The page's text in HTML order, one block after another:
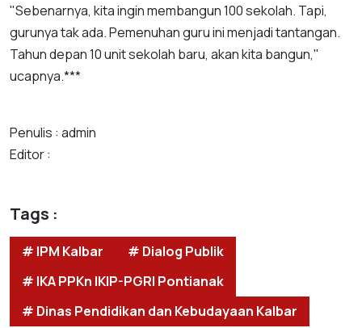
"Sebenarnya, kita ingin membangun 100 sekolah. Tapi,
gurunya tak ada. Pemenuhan guru ini menjadi tantangan.
Tahun depan 10 unit sekolah baru, akan kita bangun,"
ucapnya.***
Penulis : admin
Editor :
Tags :
# IPM Kalbar
# Dialog Publik
# IKA PPKn IKIP-PGRI Pontianak
# Dinas Pendidikan dan Kebudayaan Kalbar